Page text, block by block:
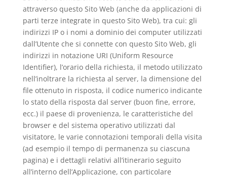
attraverso questo Sito Web (anche da applicazioni di
parti terze integrate in questo Sito Web), tra cui: gli
indirizzi IP o i nomi a dominio dei computer utilizzati
dall’Utente che si connette con questo Sito Web, gli
indirizzi in notazione URI (Uniform Resource
Identifier), l’orario della richiesta, il metodo utilizzato
nell’inoltrare la richiesta al server, la dimensione del
file ottenuto in risposta, il codice numerico indicante
lo stato della risposta dal server (buon fine, errore,
ecc.) il paese di provenienza, le caratteristiche del
browser e del sistema operativo utilizzati dal
visitatore, le varie connotazioni temporali della visita
(ad esempio il tempo di permanenza su ciascuna
pagina) e i dettagli relativi all’itinerario seguito
all’interno dell’Applicazione, con particolare